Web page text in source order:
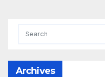
Archives